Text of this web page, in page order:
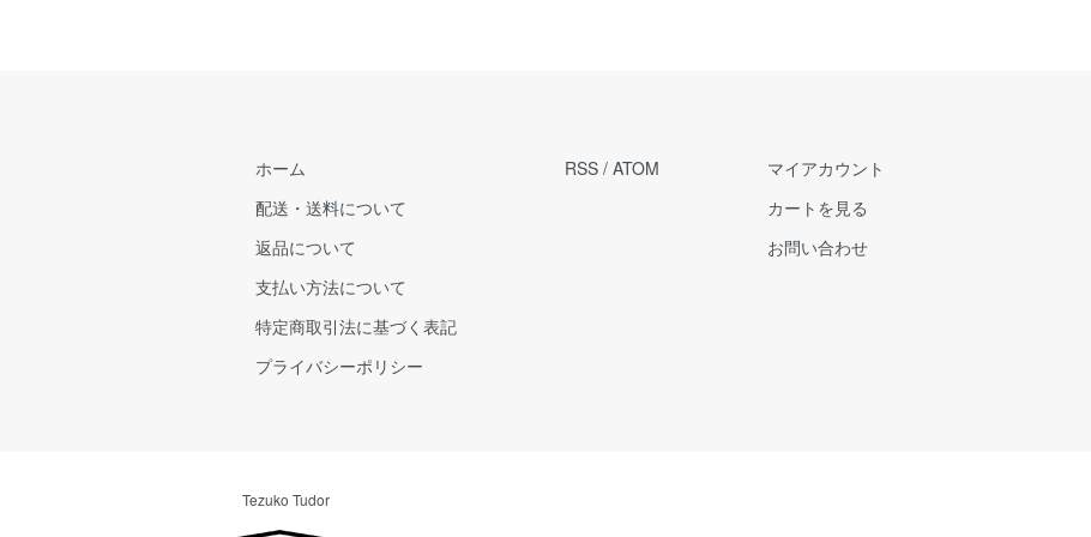
ホーム
配送・送料について
返品について
支払い方法について
特定商取引法に基づく表記
プライバシーポリシー
RSS / ATOM
マイアカウント
カートを見る
お問い合わせ
Tezuko Tudor